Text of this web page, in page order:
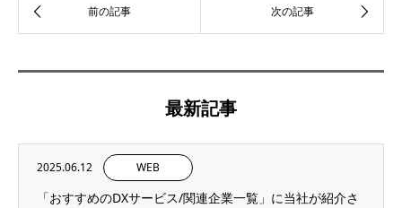
最新記事
2025.06.12 WEB
「おすすめのDXサービス/関連企業一覧」に当社が紹介さ